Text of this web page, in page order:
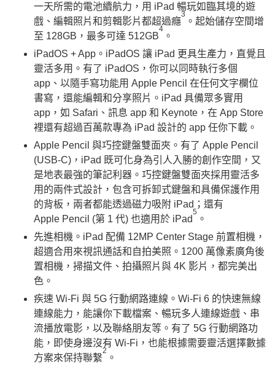
一天所需的電池續航力，用 iPad 暢玩如臨其境的遊
戲、編輯照片和剪輯影片都超過癮
3
。起始儲存空間增
至 128GB，最多可達 512GB
4
。
iPadOS + App。iPadOS 讓 iPad 更具生產力，直覺且
靈活多用。有了 iPadOS，你可以同時執行多個
app、以隨手寫功能用 Apple Pencil 在任何文字欄位
書寫，還能編輯和分享照片。iPad 具備眾多實用
app，如 Safari、訊息 app 和 Keynote，在 App Store
裡還有超過百萬款專為 iPad 設計的 app 任你下載。
Apple Pencil 與巧控鍵盤雙面夾。有了 Apple Pencil
(USB-C)，iPad 既可化身為引人入勝的創作空間，又
是地表最強的筆記利器。巧控鍵盤雙面夾採用靈活多
用的兩件式設計，包含可拆卸式鍵盤和具備保護作用
的背板，兩者都能透過磁力吸附 iPad；還有
Apple Pencil (第 1 代) 也適用於 iPad
5
。
先進相機。iPad 配備 12MP Center Stage 前置相機，
超適合用來視訊通話和自拍美照。1200 萬像素廣角後
置相機，掃描文件、拍攝照片與 4K 影片，都完美出
色。
疾速 Wi-Fi 與 5G 行動網路連線。Wi-Fi 6 的快速無線
連線能力，能讓你下載檔案、暢玩多人連線遊戲、串
流播放電影，以及聯絡朋友等。有了 5G 行動網路功
能，即使身邊沒有 Wi-Fi，也能根據需要靈活選擇數據
方案來保持聯繫
2
。